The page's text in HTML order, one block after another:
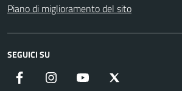
Piano di miglioramento del sito
SEGUICI SU
Facebook Instagram YouTube